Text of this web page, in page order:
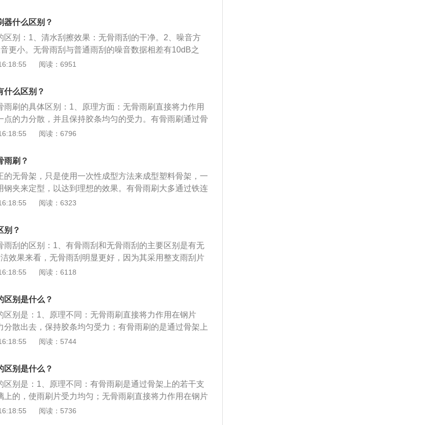
好的贴合度，而且在受力和磨损上更加均匀，所以它有更
刷在支架的支撑下，更容易去除前窗玻璃上的杂质，尤其
除杂质。
器什么区别？
区别：1、清水刮擦效果：无骨雨刮的干净。2、噪音方
更小。无骨雨刮与普通雨刮的噪音数据相差有10dB之
面的表现，无骨雨刮也更胜一筹。3、配置方面：（1）
的方便，一插一扣即可完成。以下关于有骨雨刷和无骨
刷：是由多个支撑点（骨架结构）均匀分布，从而支撑
程中，磨损的程度也平均，容易出现雨刮片和玻璃之间
净杂质。2、无骨雨刷：（1）有一个支撑点，形状为长条
2）利用一整根导力钢片条来分散压力，雨刮片各部分
阅读：6951
什么区别？
雨刷的具体区别：1、原理方面：无骨雨刷直接将力作用
点的力分散，并且保持胶条均匀的受力。有骨雨刷通过骨
片压在玻璃上，使雨刮片上各个支撑点压力平均。2、
雨刷钢片弹性要比有骨雨刷高，能够降低抖动磨损，且寿
雨刷由于其压力是层层压条传递，导致压力分布不均匀，
统一，磨损程度不一致，玻璃与雨刮片之间容易产生噪
无骨雨刷工作条件比有骨雨刷要求高，需要压力较大的
，但在更换雨刷器时，无骨雨刷不需要更换雨刷臂，相
阅读：6796
雨刷？
的无骨架，只是使用一次性成型方法来成型塑料骨架，一
钢夹来定型，以达到理想的效果。有骨雨刷大多通过铁连
在使用过程中产生高的下压力，因此具有广泛的应用范
集中在一点的力很好地分散出去，并且保持胶条均匀的
骨架上的若干支撑点把雨刮片压在玻璃上的，使雨刮片上
均。2、受力方式不同：无骨雨刷是整根橡胶条受力，结
以与弧形的玻璃贴合更紧密；有骨雨刷由于其压力是层层
致压力分布不均匀，整条雨刮与玻璃的贴合不统一，磨
阅读：6323
别？
雨刮的区别：1、有骨雨刮和无骨雨刮的主要区别是有无
效果来看，无骨雨刮明显更好，因为其采用整支雨刮片
刮片都是受力点，所以比有骨雨刷的刮水效果要更出
。3、从寿命周期来看，无骨雨刷钢片的弹性比一般有骨
降低抖动磨损，加上其受力均匀、防日晒、重量轻等特
骨雨刷要长一些。
阅读：6118
区别是什么？
区别是：1、原理不同：无骨雨刷直接将力作用在钢片
分散出去，保持胶条均匀受力；有骨雨刷的是通过骨架上
在玻璃上的，使雨刮片上的各个支撑点的压力平均。
、受力方式不同：无骨雨刷是整根橡胶条受力，所以与
；有骨雨刷由于其压力是层层压条传递下来的，所以会压
与玻璃的贴合不统一，磨损程度不一致时间久了有的地
刮片之间容易产生噪音。
阅读：5744
区别是什么？
区别是：1、原理不同：有骨雨刷是通过骨架上的若干支
上的，使雨刷片受力均匀；无骨雨刷直接将力作用在钢片
好地分散出去，保持胶条均匀受力。2、受力方式不
阅读：5736